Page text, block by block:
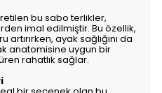
bu sabo terlikler,
imal edilmiştir. Bu özellik,
ayak sağlığını da
anatomisine uygun bir
rahatlık sağlar.